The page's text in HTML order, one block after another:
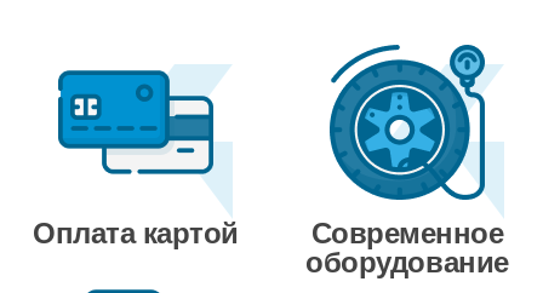
Оплата картой
Современное
оборудование